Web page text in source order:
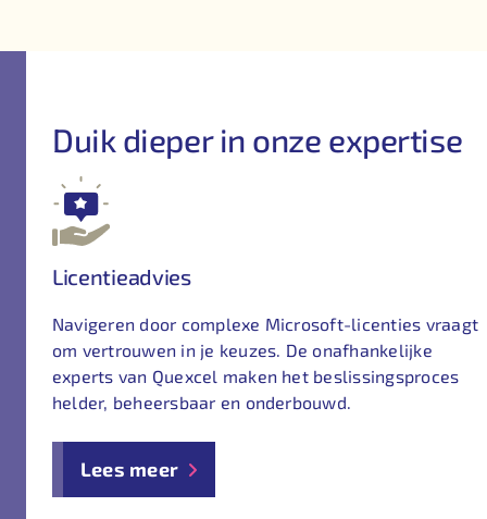
Duik dieper in onze expertise
Licentieadvies
Navigeren door complexe Microsoft-licenties vraagt
om vertrouwen in je keuzes. De onafhankelijke
experts van Quexcel maken het beslissingsproces
helder, beheersbaar en onderbouwd.
Lees meer